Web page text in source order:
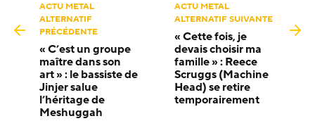
ACTU METAL
ALTERNATIF
PRÉCÉDENTE
« C’est un groupe
maître dans son
art » : le bassiste de
Jinjer salue
l’héritage de
Meshuggah
ACTU METAL
ALTERNATIF SUIVANTE
« Cette fois, je
devais choisir ma
famille » : Reece
Scruggs (Machine
Head) se retire
temporairement